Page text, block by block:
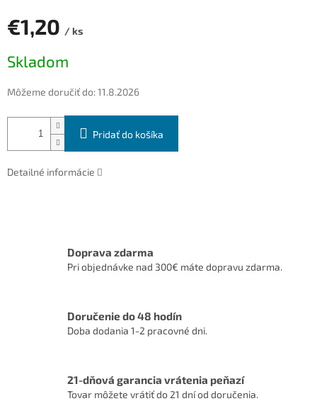
€1,20 / ks
cena:
Skladom
Môžeme doručiť do:11.8.2026
Pridať do košíka
Detailné informácie
Doprava zdarma
Pri objednávke nad 300€ máte dopravu zdarma.
Doručenie do 48 hodín
Doba dodania 1-2 pracovné dni.
21-dňová garancia vrátenia peňazí
Tovar môžete vrátiť do 21 dní od doručenia.